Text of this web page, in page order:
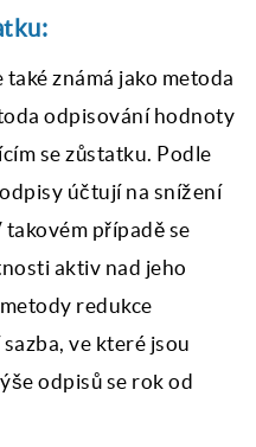
známá jako metoda
odpisování hodnoty
se zůstatku. Podle
účtují na snížení
případě se
aktiv nad jeho
redukce
ve které jsou
odpisů se rok od